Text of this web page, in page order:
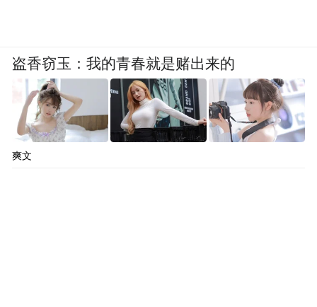
盗香窃玉：我的青春就是赌出来的
爽文